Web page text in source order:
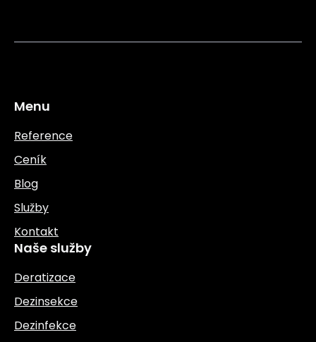
Menu
Reference
Ceník
Blog
Služby
Kontakt
Naše služby
Deratizace
Dezinsekce
Dezinfekce